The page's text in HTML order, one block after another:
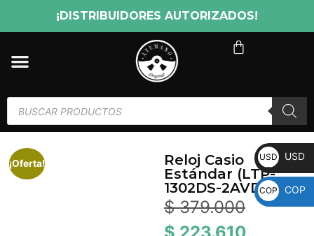
¡DISTRIBUIDORES AUTORIZADOS!
¡Oferta!
Reloj Casio
Estándar (LTP-
1302DS-2AVDF)
$379.000
USD USD
COP COP